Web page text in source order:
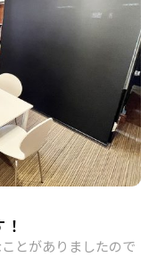
とがありましたので